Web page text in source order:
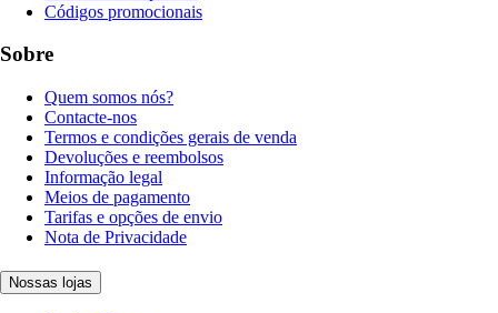
Códigos promocionais
Sobre
Quem somos nós?
Contacte-nos
Termos e condições gerais de venda
Devoluções e reembolsos
Informação legal
Meios de pagamento
Tarifas e opções de envio
Nota de Privacidade
Nossas lojas